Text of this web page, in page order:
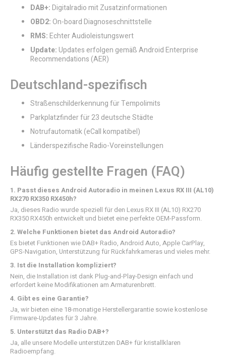
DAB+:Digitalradio mit Zusatzinformationen
OBD2:On-board Diagnoseschnittstelle
RMS:Echter Audioleistungswert
Update:Updates erfolgen gemäß Android Enterprise
Recommendations (AER)
Deutschland-spezifisch
Straßenschilderkennung für Tempolimits
Parkplatzfinder für 23 deutsche Städte
Notrufautomatik (eCall kompatibel)
Länderspezifische Radio-Voreinstellungen
Häufig gestellte Fragen (FAQ)
1. Passt dieses Android Autoradio in meinen Lexus RX III (AL10)
RX270 RX350 RX450h?
Ja, dieses Radio wurde speziell für den Lexus RX III (AL10) RX270
RX350 RX450h entwickelt und bietet eine perfekte OEM-Passform.
2. Welche Funktionen bietet das Android Autoradio?
Es bietet Funktionen wie DAB+ Radio, Android Auto, Apple CarPlay,
GPS-Navigation, Unterstützung für Rückfahrkameras und vieles mehr.
3. Ist die Installation kompliziert?
Nein, die Installation ist dank Plug-and-Play-Design einfach und
erfordert keine Modifikationen am Armaturenbrett.
4. Gibt es eine Garantie?
Ja, wir bieten eine 18-monatige Herstellergarantie sowie kostenlose
Firmware-Updates für 3 Jahre.
5. Unterstützt das Radio DAB+?
Ja, alle unsere Modelle unterstützen DAB+ für kristallklaren
Radioempfang.